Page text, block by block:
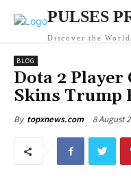
PULSES
Discover the
BLOG
Dota 2 Player
Skins Trump
By topxnews.com 8 August